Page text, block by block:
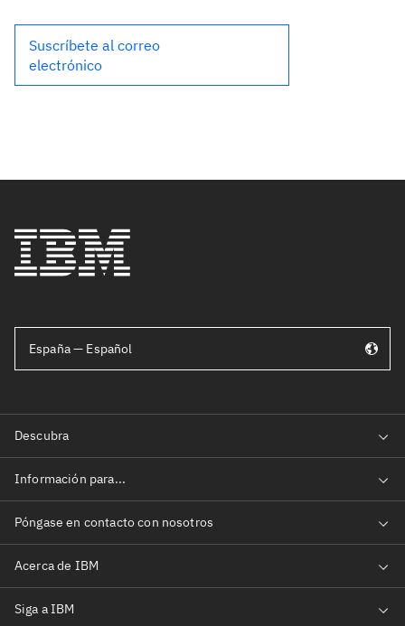
Suscríbete al correo
electrónico
España — Español